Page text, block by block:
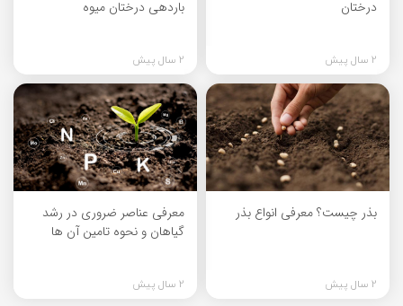
درختان
2 سال پیش
باردهی درختان میوه
2 سال پیش
بذر چیست؟ معرفی انواع بذر
2 سال پیش
معرفی عناصر ضروری در رشد
گیاهان و نحوه تامین آن ها
2 سال پیش